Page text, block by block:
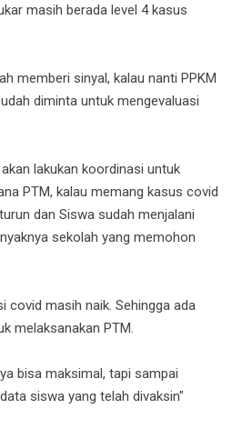
masih berada level 4 kasus
memberi sinyal, kalau nanti PPKM
diminta untuk mengevaluasi
lakukan koordinasi untuk
PTM, kalau memang kasus covid
dan Siswa sudah menjalani
sekolah yang memohon
covid masih naik. Sehingga ada
melaksanakan PTM.
bisa maksimal, tapi sampai
siswa yang telah divaksin"